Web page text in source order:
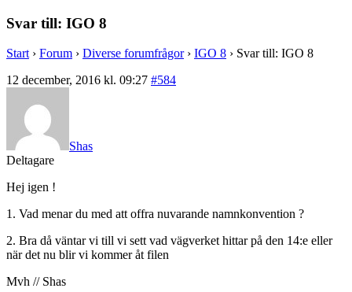
Svar till: IGO 8
Start › Forum › Diverse forumfrågor › IGO 8 › Svar till: IGO 8
12 december, 2016 kl. 09:27 #584
Shas
Deltagare
Hej igen !
1. Vad menar du med att offra nuvarande namnkonvention ?
2. Bra då väntar vi till vi sett vad vägverket hittar på den 14:e eller
när det nu blir vi kommer åt filen
Mvh // Shas